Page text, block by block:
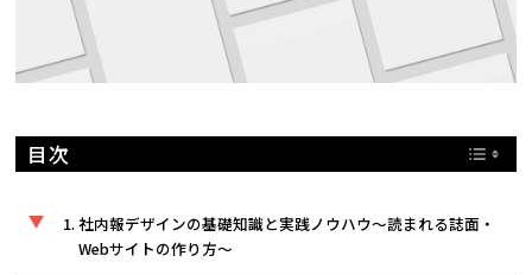
目次
社内報デザインの基礎知識と実践ノウハウ〜読まれる誌面・
Webサイトの作り方〜